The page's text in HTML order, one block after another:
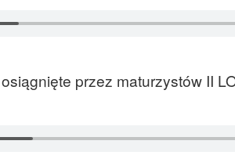
przez maturzystów II